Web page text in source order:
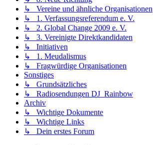
↳ Vereine und ähnliche Organisationen
↳ 1. Verfassungsreferendum e. V.
↳ 2. Global Change 2009 e. V.
↳ 3. Vereinigte Direktkandidaten
↳ Initiativen
↳ 1. Meudalismus
↳ Fragwürdige Organisationen
Sonstiges
↳ Grundsätzliches
↳ Radiosendungen DJ_Rainbow
Archiv
↳ Wichtige Dokumente
↳ Wichtige Links
↳ Dein erstes Forum